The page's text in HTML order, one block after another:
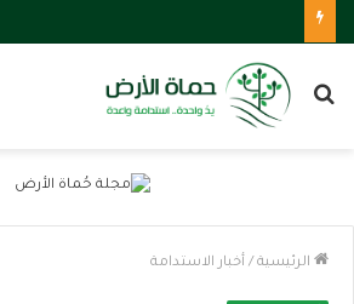
بحث
الرئيسية / أخبار الاستدامة